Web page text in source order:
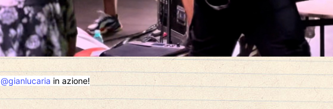
@gianlucaria in azione!